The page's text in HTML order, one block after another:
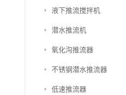
液下推流搅拌机
潜水推流机
氧化沟推流器
不锈钢潜水推流器
低速推流器